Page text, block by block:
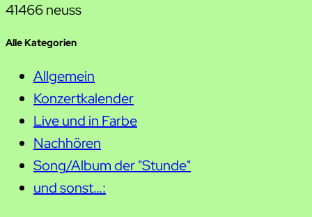
41466 neuss
Alle Kategorien
Allgemein
Konzertkalender
Live und in Farbe
Nachhören
Song/Album der "Stunde"
und sonst…: